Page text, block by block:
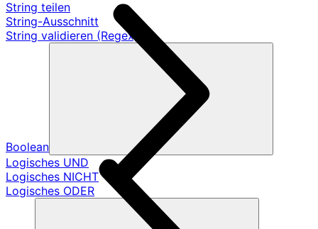
String teilen
String-Ausschnitt
String validieren (Regex)
Boolean
Logisches UND
Logisches NICHT
Logisches ODER